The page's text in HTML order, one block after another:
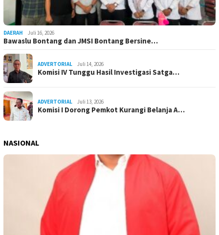
DAERAH Juli 16, 2026
Bawaslu Bontang dan JMSI Bontang Bersine…
ADVERTORIAL Juli 14, 2026
Komisi IV Tunggu Hasil Investigasi Satga…
ADVERTORIAL Juli 13, 2026
Komisi I Dorong Pemkot Kurangi Belanja A…
NASIONAL